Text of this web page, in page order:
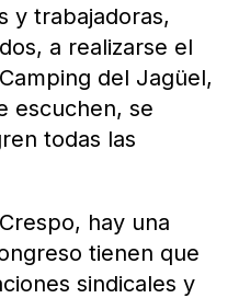
y trabajadoras,
a realizarse el
del Jagüel,
escuchen, se
todas las
hay una
tienen que
sindicales y